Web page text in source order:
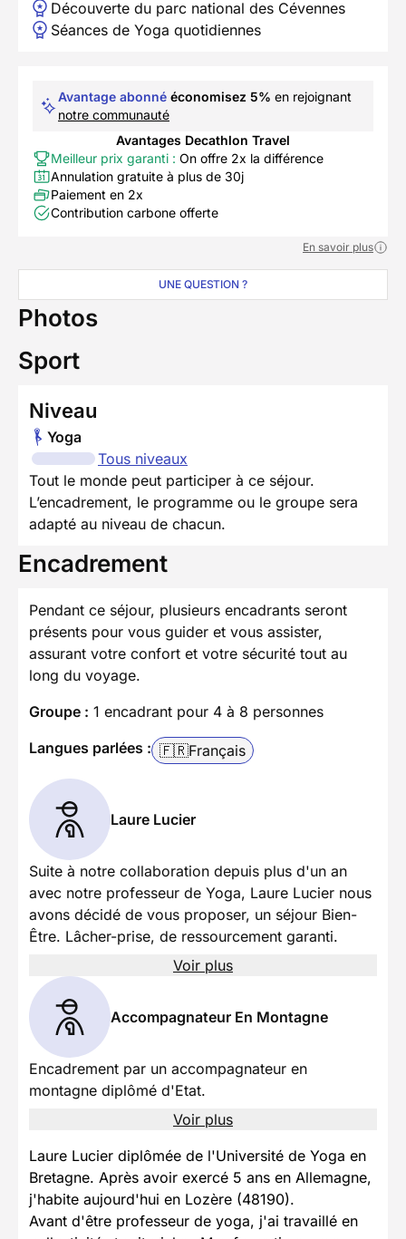
Découverte du parc national des Cévennes
Séances de Yoga quotidiennes
Avantage abonné économisez 5% en rejoignant
notre communauté
Avantages Decathlon Travel
Meilleur prix garanti : On offre 2x la différence
Annulation gratuite à plus de 30j
Paiement en 2x
Contribution carbone offerte
En savoir plus
UNE QUESTION ?
Photos
Sport
Niveau
Yoga
Tous niveaux
Tout le monde peut participer à ce séjour.
L’encadrement, le programme ou le groupe sera
adapté au niveau de chacun.
Encadrement
Pendant ce séjour, plusieurs encadrants seront
présents pour vous guider et vous assister,
assurant votre confort et votre sécurité tout au
long du voyage.
Groupe : 1 encadrant pour 4 à 8 personnes
Langues parlées : 🇫🇷Français
Laure Lucier
Suite à notre collaboration depuis plus d'un an
avec notre professeur de Yoga, Laure Lucier nous
avons décidé de vous proposer, un séjour Bien-
Être. Lâcher-prise, de ressourcement garanti.
Voir plus
Accompagnateur En Montagne
Encadrement par un accompagnateur en
montagne diplômé d'Etat.
Voir plus
Laure Lucier diplômée de l'Université de Yoga en
Bretagne. Après avoir exercé 5 ans en Allemagne,
j'habite aujourd'hui en Lozère (48190).
Avant d'être professeur de yoga, j'ai travaillé en